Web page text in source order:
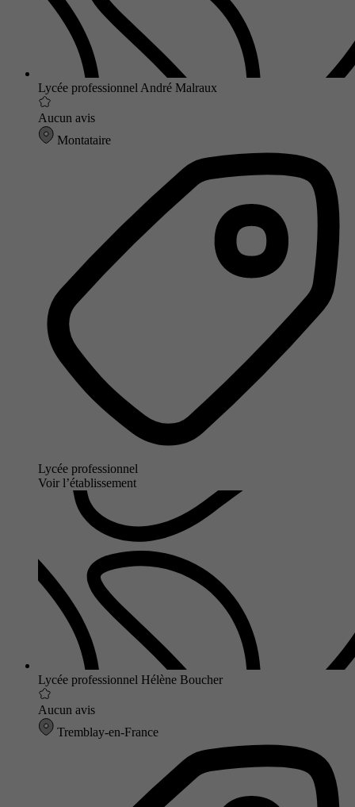
Lycée professionnel André Malraux
Aucun avis
Montataire
Lycée professionnel
Voir l’établissement
Lycée professionnel Hélène Boucher
Aucun avis
Tremblay-en-France